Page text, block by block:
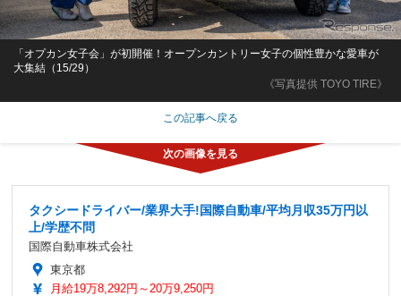
《写真提供 TOYO TIRE》
「オプカン女子会」が初開催！オープンカントリー女子の個性豊かな愛車が
大集結（15/29）
この記事へ戻る
タクシードライバー/業界大手!国際自動車/平均月収35万円以
上/学歴不問
国際自動車株式会社
東京都
月給19万8,292円～20万9,250円